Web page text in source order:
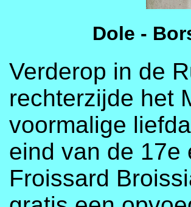
Dole -
Verderop in de
rechterzijde het
voormalige
eind van de 17e
Froissard